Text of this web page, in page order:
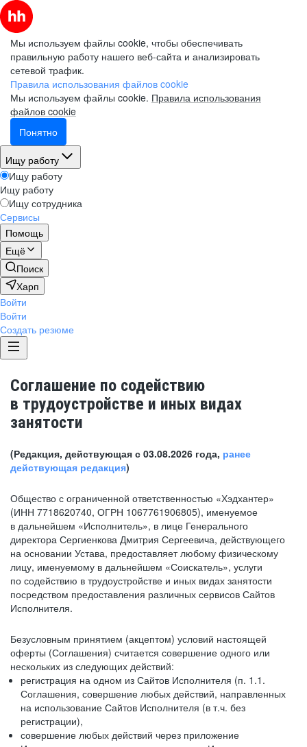
Мы используем файлы cookie, чтобы обеспечивать
правильную работу нашего веб-сайта и анализировать
сетевой трафик.
Правила использования файлов cookie
Мы используем файлы cookie. Правила использования
файлов cookie
Понятно
Ищу работу
Ищу работу
Ищу работу
Ищу сотрудника
Сервисы
Помощь
Ещё
Поиск
Харп
Войти
Войти
Создать резюме
Соглашение по содействию
в трудоустройстве и иных видах
занятости
(Редакция, действующая с 03.08.2026 года, ранее
действующая редакция)
Общество с ограниченной ответственностью «Хэдхантер»
(ИНН 7718620740, ОГРН 1067761906805), именуемое
в дальнейшем «Исполнитель», в лице Генерального
директора Сергиенкова Дмитрия Сергеевича, действующего
на основании Устава, предоставляет любому физическому
лицу, именуемому в дальнейшем «Соискатель», услуги
по содействию в трудоустройстве и иных видах занятости
посредством предоставления различных сервисов Сайтов
Исполнителя.
Безусловным принятием (акцептом) условий настоящей
оферты (Соглашения) считается совершение одного или
нескольких из следующих действий:
регистрация на одном из Сайтов Исполнителя (п. 1.1.
Соглашения, совершение любых действий, направленных
на использование Сайтов Исполнителя (в т.ч. без
регистрации),
совершение любых действий через приложение